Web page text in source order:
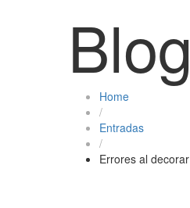
Blog
Home
/
Entradas
/
Errores al